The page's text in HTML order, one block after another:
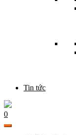
Tin tức
0